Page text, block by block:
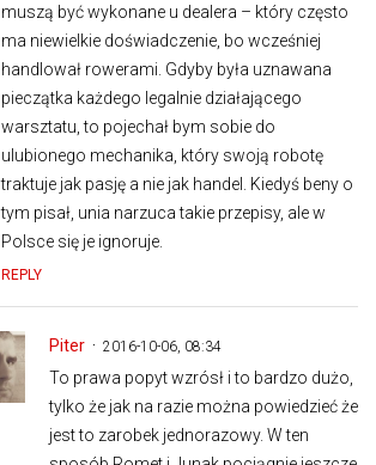
muszą być wykonane u dealera – który często
ma niewielkie doświadczenie, bo wcześniej
handlował rowerami. Gdyby była uznawana
pieczątka każdego legalnie działającego
warsztatu, to pojechał bym sobie do
ulubionego mechanika, który swoją robotę
traktuje jak pasję a nie jak handel. Kiedyś beny o
tym pisał, unia narzuca takie przepisy, ale w
Polsce się je ignoruje.
REPLY
Piter 2016-10-06, 08:34
To prawa popyt wzrósł i to bardzo dużo,
tylko że jak na razie można powiedzieć że
jest to zarobek jednorazowy. W ten